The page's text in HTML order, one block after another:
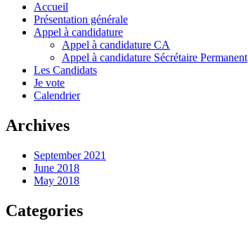
Accueil
Présentation générale
Appel à candidature
Appel à candidature CA
Appel à candidature Sécrétaire Permanent
Les Candidats
Je vote
Calendrier
Archives
September 2021
June 2018
May 2018
Categories